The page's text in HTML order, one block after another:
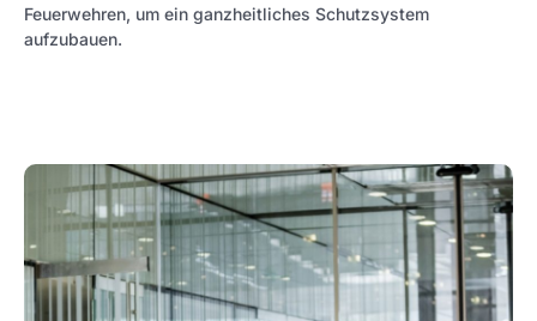
Feuerwehren, um ein ganzheitliches Schutzsystem
aufzubauen.